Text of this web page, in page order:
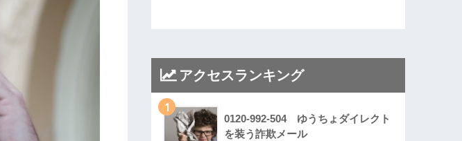
アクセスランキング
1
0120-992-504 ゆうちょダイレクト
を装う詐欺メール